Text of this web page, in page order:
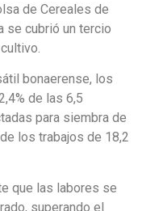
de Cereales de
se cubrió un tercio
bonaerense, los
de las 6,5
para siembra de
los trabajos de 18,2
que las labores se
superando el